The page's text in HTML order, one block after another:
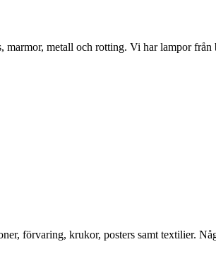
marmor, metall och rotting. Vi har lampor
förvaring, krukor, posters samt textilier.